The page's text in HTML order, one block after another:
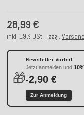
28,99 €
inkl. 19% USt. , zzgl. Versand
🎁
Newsletter Vorteil
Jetzt anmelden und 10%
-2,90 €
Zur Anmeldung